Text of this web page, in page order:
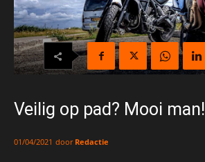
Veilig op pad? Mooi man!
01/04/2021 door Redactie